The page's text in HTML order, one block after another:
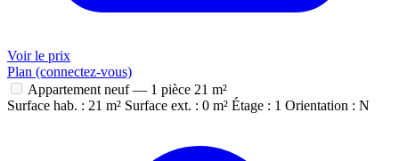
Voir le prix
Plan (connectez-vous)
Appartement neuf — 1 pièce 21 m²
Surface hab. : 21 m² Surface ext. : 0 m² Étage : 1 Orientation : N